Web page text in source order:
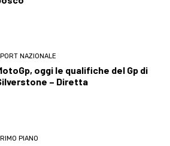
NAZIONALE
oggi le qualifiche del Gp di
– Diretta
PIANO